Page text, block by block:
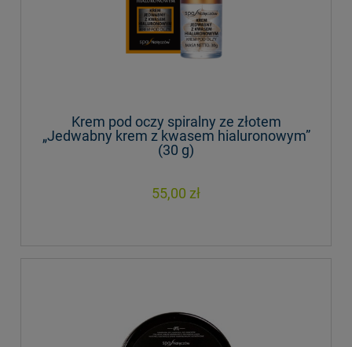
Krem pod oczy spiralny ze złotem
„Jedwabny krem z kwasem hialuronowym”
(30 g)
55,00 zł